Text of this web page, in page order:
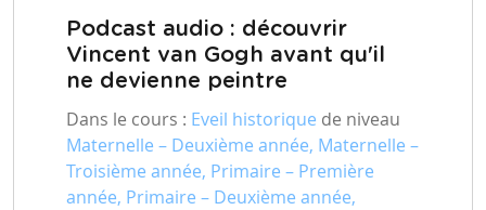
Podcast audio : découvrir
Vincent van Gogh avant qu'il
ne devienne peintre
Dans le cours : Eveil historique de niveau
Maternelle – Deuxième année, Maternelle –
Troisième année, Primaire – Première
année, Primaire – Deuxième année,